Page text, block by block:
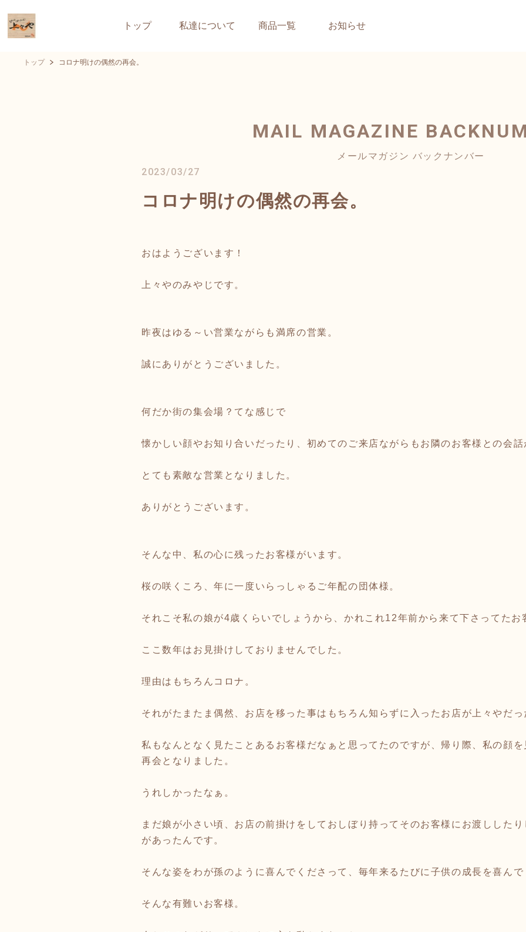
トップ 私達について 商品一覧 お知らせ
トップ コロナ明けの偶然の再会。
MAIL MAGAZINE
メールマガジン バックナンバー
2023/03/27
コロナ明けの偶然の再会。
おはようございます！
上々やのみやじです。
昨夜はゆる～い営業ながらも満席の営業。
誠にありがとうございました。
何だか街の集会場？てな感じで
懐かしい顔やお知り合いだったり、初めてのご来店ながらもお隣のお客様との会
とても素敵な営業となりました。
ありがとうございます。
そんな中、私の心に残ったお客様がいます。
桜の咲くころ、年に一度いらっしゃるご年配の団体様。
それこそ私の娘が4歳くらいでしょうから、かれこれ12年前から来て下さってたお
ここ数年はお見掛けしておりませんでした。
理由はもちろんコロナ。
それがたまたま偶然、お店を移った事はもちろん知らずに入ったお店が上々やだっ
私もなんとなく見たことあるお客様だなぁと思ってたのですが、帰り際、私の顔
再会となりました。
うれしかったなぁ。
まだ娘が小さい頃、お店の前掛けをしておしぼり持ってそのお客様にお渡しした
があったんです。
そんな姿をわが孫のように喜んでくださって、毎年来るたびに子供の成長を喜ん
そんな有難いお客様。